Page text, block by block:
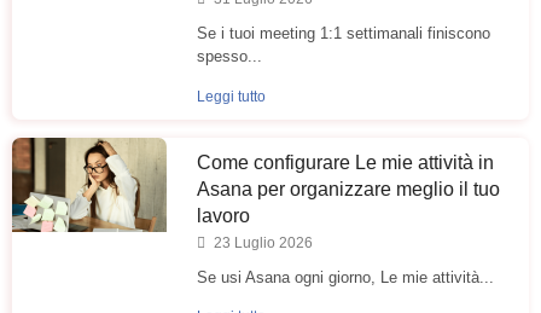
Se i tuoi meeting 1:1 settimanali finiscono
spesso...
Leggi tutto
Come configurare Le mie attività in
Asana per organizzare meglio il tuo
lavoro
23 Luglio 2026
Se usi Asana ogni giorno, Le mie attività...